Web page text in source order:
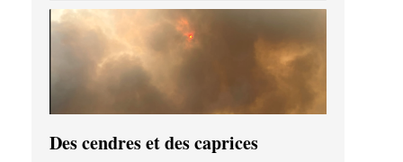
Des cendres et des caprices